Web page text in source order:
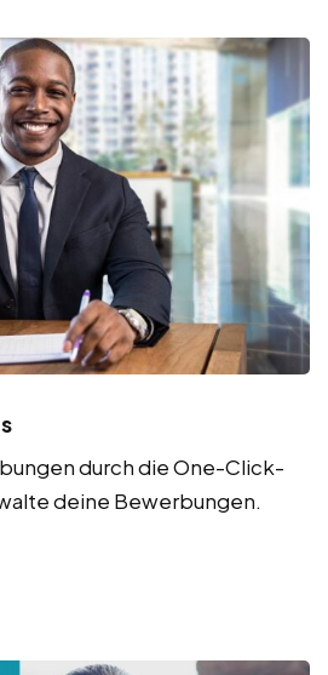
durch die One-Click-
deine Bewerbungen.